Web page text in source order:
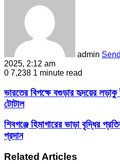
admin
2025, 2:12 am
0 7,238 1 minute read
ভারতের বিপক্ষে বগুড়ার হৃদয়ের লড়াকু
টোটাল
শিবগঞ্জে হিমাগারের ভাড়া বৃদ্ধির
প্রদান
Related Articles